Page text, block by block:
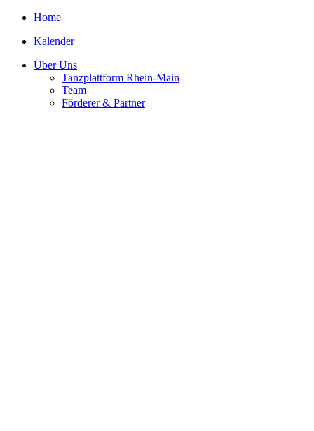
Home
Kalender
Über Uns
Tanzplattform Rhein-Main
Team
Förderer & Partner